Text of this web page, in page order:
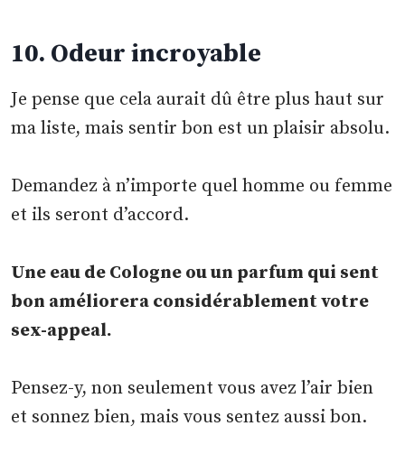
10. Odeur incroyable
Je pense que cela aurait dû être plus haut sur
ma liste, mais sentir bon est un plaisir absolu.
Demandez à n’importe quel homme ou femme
et ils seront d’accord.
Une eau de Cologne ou un parfum qui sent
bon améliorera considérablement votre
sex-appeal.
Pensez-y, non seulement vous avez l’air bien
et sonnez bien, mais vous sentez aussi bon.